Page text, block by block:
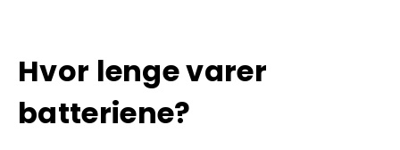
Hvor lenge varer
batteriene?